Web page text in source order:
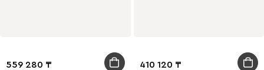
559 280 410 120